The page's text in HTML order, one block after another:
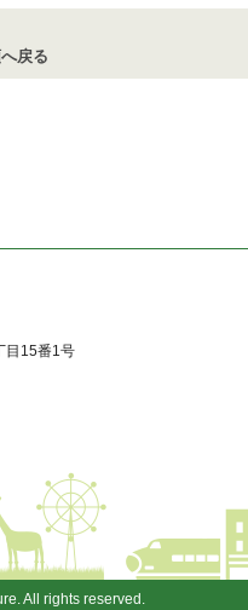
戻る
目15番1号
All rights reserved.